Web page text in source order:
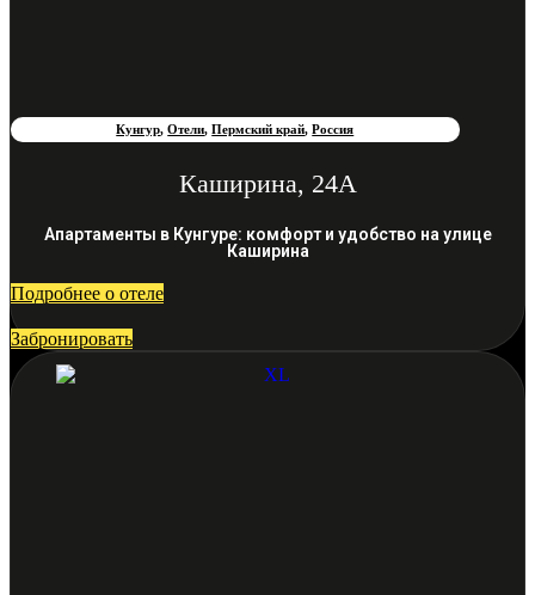
Кунгур,Отели,Пермский край,Россия
Каширина, 24А
Апартаменты в Кунгуре: комфорт и удобство на улице
Каширина
Подробнее о отеле
Забронировать